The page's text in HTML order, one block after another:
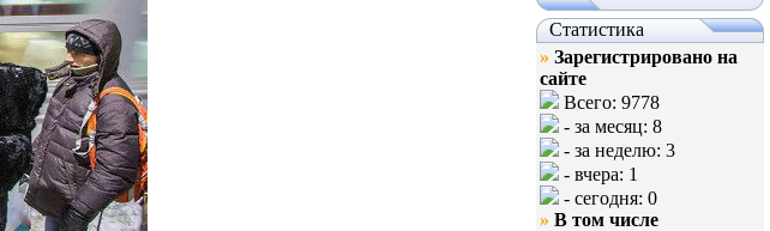
Статистика
» Зарегистрировано на
сайте
Всего: 9778
- за месяц: 8
- за неделю: 3
- вчера: 1
- сегодня: 0
» В том числе